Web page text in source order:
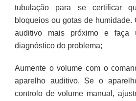
tubulação para se certificar
bloqueios ou gotas de humidade.
auditivo mais próximo e faça
diagnóstico do problema;
Aumente o volume com o
aparelho auditivo. Se o
controlo de volume manual,